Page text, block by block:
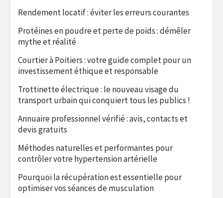
Rendement locatif : éviter les erreurs courantes
Protéines en poudre et perte de poids : démêler
mythe et réalité
Courtier à Poitiers : votre guide complet pour un
investissement éthique et responsable
Trottinette électrique : le nouveau visage du
transport urbain qui conquiert tous les publics !
Annuaire professionnel vérifié : avis, contacts et
devis gratuits
Méthodes naturelles et performantes pour
contrôler votre hypertension artérielle
Pourquoi la récupération est essentielle pour
optimiser vos séances de musculation